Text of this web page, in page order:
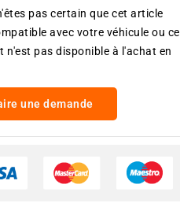
pas certain que cet article
avec votre véhicule ou ce
n'est pas disponible à l'achat en
une demande